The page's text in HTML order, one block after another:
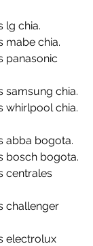
lg chia.
mabe chia.
panasonic
samsung chia.
whirlpool chia.
abba bogota.
bosch bogota.
centrales
challenger
electrolux